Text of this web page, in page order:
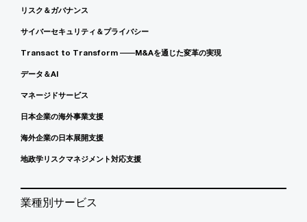
リスク＆ガバナンス
サイバーセキュリティ＆プライバシー
Transact to Transform ――M&Aを通じた変革の実現
データ＆AI
マネージドサービス
日本企業の海外事業支援
海外企業の日本展開支援
地政学リスクマネジメント対応支援
業種別サービス